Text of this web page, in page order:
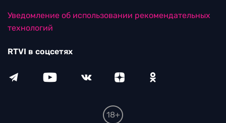
Уведомление об использовании рекомендательных
технологий
RTVI в соцсетях
18+